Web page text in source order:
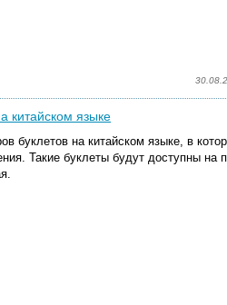
китайском языке
буклетов на китайском языке, в
Такие буклеты будут доступны на